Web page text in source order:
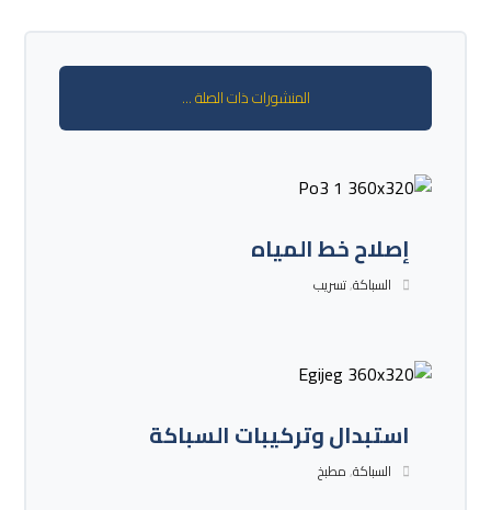
المنشورات ذات الصلة ...
إصلاح خط المياه
السباكة,تسريب
استبدال وتركيبات السباكة
السباكة,مطبخ